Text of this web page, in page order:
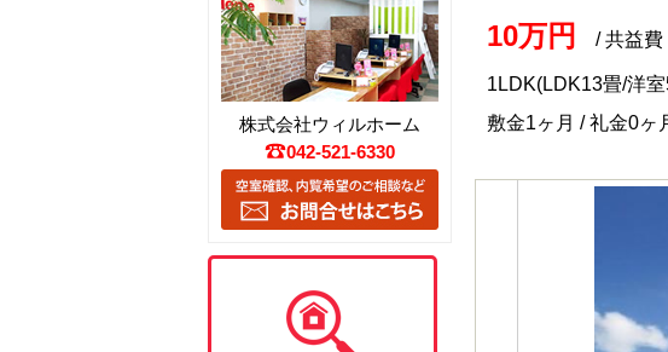
10万円 / 共益費
1LDK(LDK13畳/洋
敷金1ヶ月 / 礼金0ヶ
株式会社ウィルホーム
042-521-6330